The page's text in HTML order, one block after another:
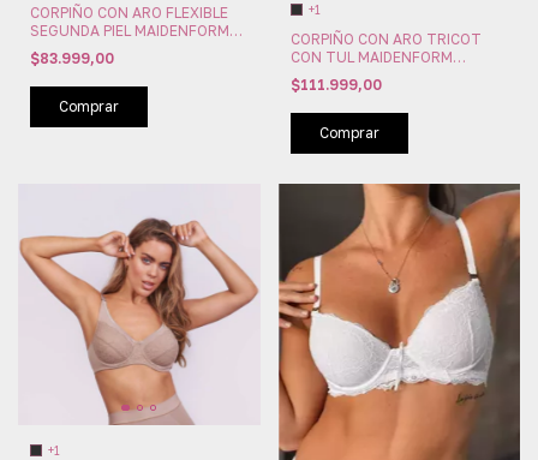
CORPIÑO CON ARO FLEXIBLE
SEGUNDA PIEL MAIDENFORM
(MAI2321)
$83.999,00
Comprar
+1
CORPIÑO CON ARO TRICOT
CON TUL MAIDENFORM
(MAI116)
$111.999,00
Comprar
+1